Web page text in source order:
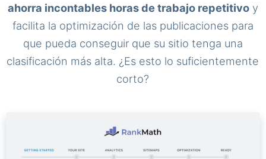
ahorra incontables horas de trabajo repetitivoy
facilita la optimización de las publicaciones para
que pueda conseguir que su sitio tenga una
clasificación más alta. ¿Es esto lo suficientemente
corto?